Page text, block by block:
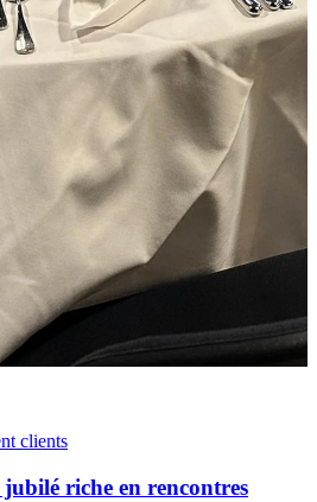
clients
riche en rencontres